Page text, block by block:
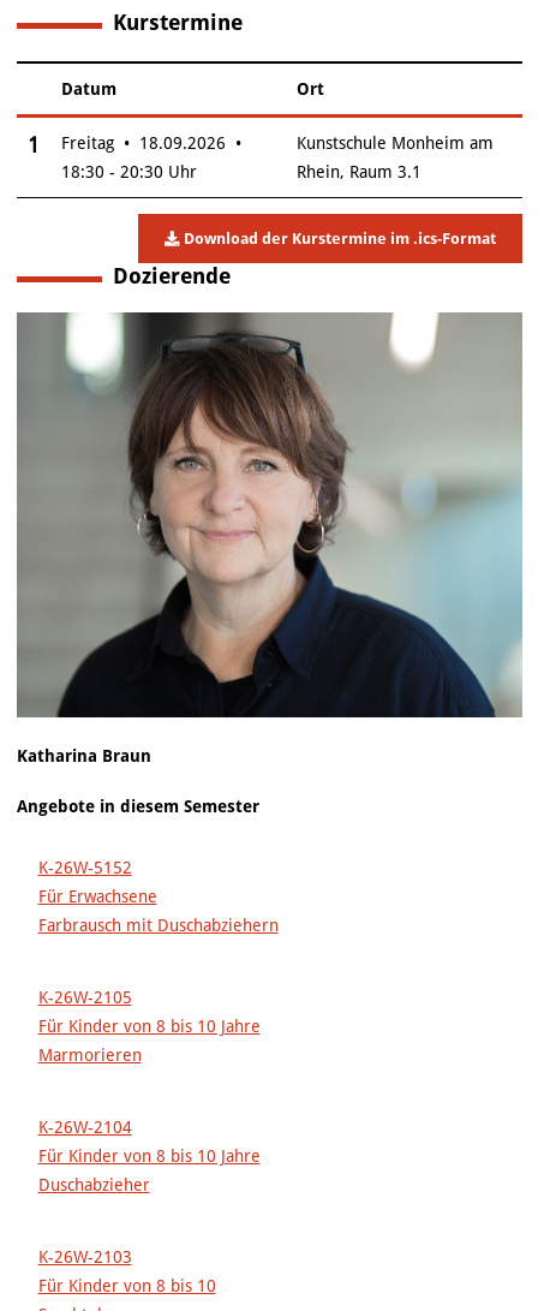
Kurstermine
Insgesamt gibt es 1 Termine zum diesen Kurs
–
Datum Ort
1
Freitag • 18.09.2026 •
18:30 - 20:30 Uhr
Kunstschule Monheim am
Rhein, Raum 3.1
Download der Kurstermine im .ics-Format
Dozierende
Katharina Braun
Angebote in diesem Semester
K-26W-5152
Für Erwachsene
Farbrausch mit Duschabziehern
K-26W-2105
Für Kinder von 8 bis 10 Jahre
Marmorieren
K-26W-2104
Für Kinder von 8 bis 10 Jahre
Duschabzieher
K-26W-2103
Für Kinder von 8 bis 10